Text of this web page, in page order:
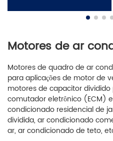
Motores de ar
Motores de quadro de ar
para aplicações de motor de
motores de capacitor
comutador eletrônico (ECM)
condicionado residencial de
dividida, ar condicionado
ar, ar condicionado de teto,